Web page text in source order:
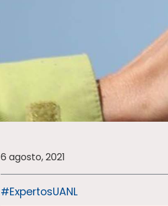
6 agosto, 2021
#ExpertosUANL